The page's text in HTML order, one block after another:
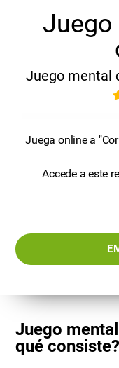
Juego
Juego mental
Juega online a
Accede a este
Juego
qué consiste?